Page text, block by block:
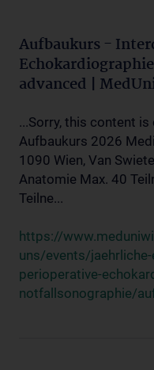
Aufbaukurs -
advanced |
...Sorry, this content is
Aufbaukurs 2026
1090 Wien, Van
Anatomie Max. 40
Teilne...
https://
uns/events/
perioperative-
notfallsonographie/